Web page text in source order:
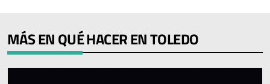
MÁS EN QUÉ HACER EN TOLEDO